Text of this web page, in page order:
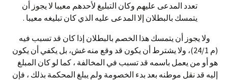
تعدد المدعى عليهم وكان التبليغ لأحدهم معيبا لا يجوز أن
يتمسك بالبطلان إلا المدعى عليه الذي كان تبليغه معيبا .
ولا يجوز أن يتمسك هذا الخصم بالبطلان إذا كان قد تسبب فيه
(م 24/1)، ولا يشترط أن يكون قد وقع منه غش، بل يكفي أن يكون
هو أو من يعمل باسمه قد تسبب في المخالفة ، كما لو كان المبلغ
إليه قد نقل موطنه بعد بدء الخصومة ولم يبلغ المحكمة بذلك ، فإن